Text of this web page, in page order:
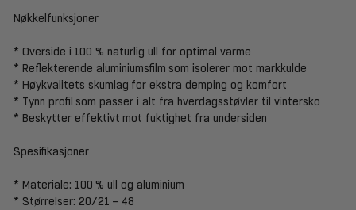
Nøkkelfunksjoner
* Overside i 100 % naturlig ull for optimal varme
* Reflekterende aluminiumsfilm som isolerer mot markkulde
* Høykvalitets skumlag for ekstra demping og komfort
* Tynn profil som passer i alt fra hverdagsstøvler til vintersko
* Beskytter effektivt mot fuktighet fra undersiden
Spesifikasjoner
* Materiale: 100 % ull og aluminium
* Størrelser: 20/21 – 48